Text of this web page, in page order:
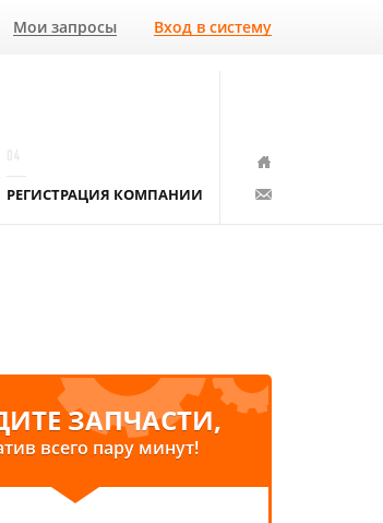
Мои запросы Вход в систему
РЕГИСТРАЦИЯ КОМПАНИИ
ЗАПЧАСТИ,
всего пару минут!